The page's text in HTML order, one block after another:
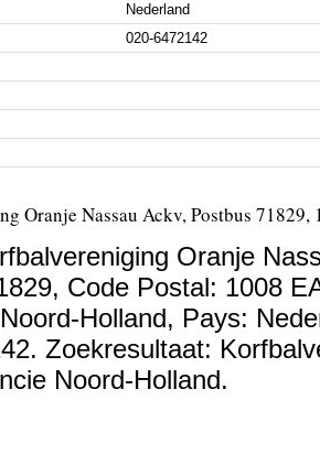
Nederland
020-6472142
Oranje Nassau Ackv, Postbus 71829,
Oranje
, Code Postal: 1008
Noord-Holland, Pays:
. Zoekresultaat:
Noord-Holland.